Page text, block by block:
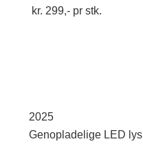
kr. 299,- pr stk.
2025
Genopladelige LED lys